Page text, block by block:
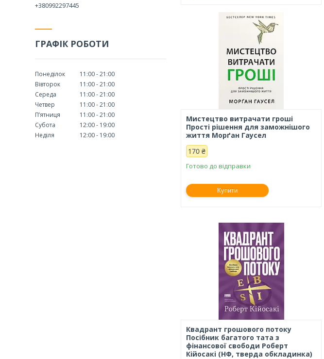
Мистецтво витрачати гроші
Прості рішення для заможнішого
життя Морґан Гаусел
170 ₴
Готово до відправки
Купити
Квадрант грошового потоку
Посібник багатого тата з
фінансової свободи Роберт
Кійосакі (НФ, тверда обкладинка)
+380992297445
ГРАФІК РОБОТИ
Понеділок 11:00 21:00
Вівторок
11:00 21:00
Середа
11:00 21:00
Четвер
11:00 21:00
Пʼятниця
11:00 21:00
Субота
12:00
19:00
Неділя
12:00 19:00